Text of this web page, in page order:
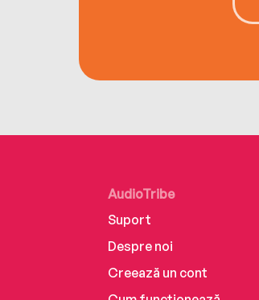
AudioTribe
Suport
Despre noi
Creează un cont